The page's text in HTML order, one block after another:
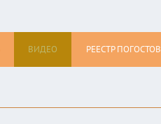
ВИДЕО РЕЕСТР ПОГОСТОВ